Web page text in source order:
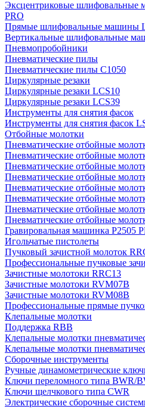
Эксцентриковые шлифовальные
PRO
Прямые шлифовальные машины
Вертикальные шлифовальные
Пневмопробойники
Пневматические пилы
Пневматические пилы C1050
Циркулярные резаки
Циркулярные резаки LCS10
Циркулярные резаки LCS39
Инструменты для снятия фасок
Инструменты для снятия фасок
Отбойные молотки
Пневматические отбойные
Пневматические отбойные
Пневматические отбойные
Пневматические отбойные
Пневматические отбойные
Пневматические отбойные
Пневматические отбойные
Пневматические отбойные
Гравировальная машинка P2505
Игольчатые пистолеты
Пучковый зачистной молоток
Профессиональные пучковые
Зачистные молотоки RRC13
Зачистные молотоки RVM07B
Зачистные молотоки RVM08B
Профессиональные прямые
Клепальные молотки
Поддержка RBB
Клепальные молотки
Клепальные молотки
Сборочные инструменты
Ручные динамометрические
Ключи переломного типа BWR/
Ключи щелчкового типа CWR
Электрические сборочные